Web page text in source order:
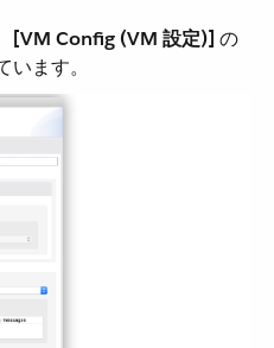
[VM Config (VM 設定)] ​ の
ます。